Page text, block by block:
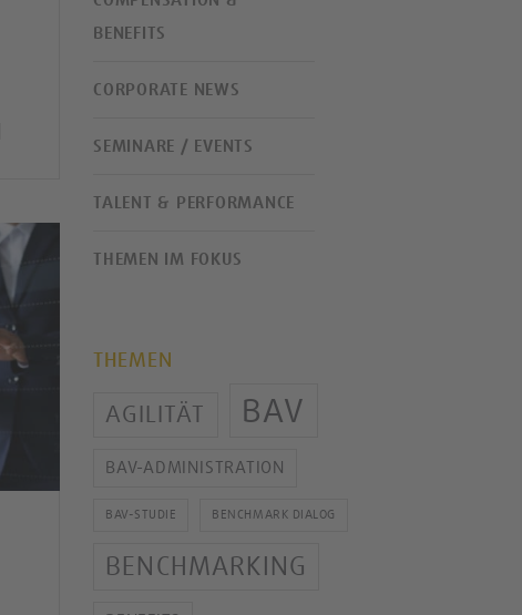
BENEFITS
CORPORATE NEWS
SEMINARE / EVENTS
TALENT & PERFORMANCE
THEMEN IM FOKUS
THEMEN
AGILITÄT BAV
BAV-ADMINISTRATION
BAV-STUDIE BENCHMARK DIALOG
BENCHMARKING